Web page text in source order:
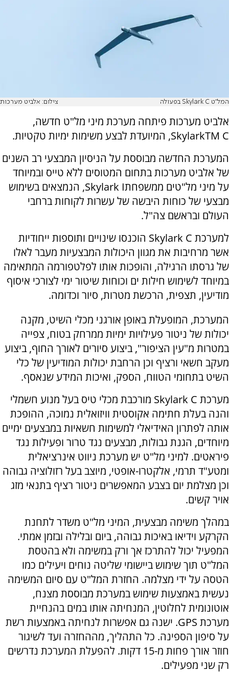
המל"ט Skylark C בפעולה צילום: אלביט מערכות
אלביט מערכות פיתחה מערכת מיני מל"ט חדשה,
SkylarkTM C, המיועדת לבצע משימות ימיות טקטיות.
המערכת החדשה מבוססת על הניסיון המבצעי רב השנים
של אלביט מערכות בתחום המטוסים ללא טייס ובמיוחד
על מיני מל"טים ממשפחתSkylark I, הנמצאים בשימוש
מבצעי של כוחות היבשה של עשרות לקוחות ברחבי
העולם ובראשם צה"ל.
למערכת Skylark C הוכנסו שינויים ותוספות ייחודיות
אשר מרחיבות את מגוון היכולות המבצעיות מעבר לאלו
של גרסתו הרגילה, והופכות אותו לפלטפורמה המתאימה
במיוחד לשימוש חילות ים וכוחות שיטור ימי לצורכי איסוף
מודיעין, תצפית, הרכשת מטרות, סיור וכדומה.
המערכת, המופעלת באופן אורגני מכלי השיט, מקנה
יכולות של ניטור פעילויות ימיות ממרחק בטוח, צפייה
במטרות מ"עין הציפור", ביצוע סיורים לאורך החוף, ביצוע
מעקב חשאי ורציף וכן הרחבת יכולות המודיעין של כלי
השיט בתחומי הטווח, הספק, ואיכות המידע שנאסף.
מערכת Skylark C מורכבת מכלי טיס בעל מנוע חשמלי
והנה בעלת חתימה אקוסטית וויזואלית נמוכה, ההופכת
אותה לפתרון האידיאלי למשימות חשאיות במבצעים ימיים
מיוחדים, הגנת גבולות, מבצעים נגד טרור ופעילות נגד
פיראטים. למיני מל"ט יש מערכת ניווט אינרציאלית
ומטע"ד תרמי, אלקטרו-אופטי, מיוצב בעל רזולוציה גבוהה
וכן מצלמת יום בצבע המאפשרים ניטור רציף בתנאי מזג
אויר קשים.
במהלך משימה מבצעית, המיני מל"ט משדר לתחנת
הקרקע וידיאו באיכות גבוהה, ביום ובלילה ובזמן אמתי.
המפעיל יכול להתרכז אך ורק במשימה ולא בהטסת
המל"ט תוך שימוש ביישומי שליטה נוחים ויעילים כמו
הטסה על ידי מצלמה. החזרת המל"ט עם סיום המשימה
נעשית באמצעות שימוש במערכת מבוססת מצנח,
אוטונומית לחלוטין, המנחיתה אותו במים בהנחיית
מערכת GPS. ישנה גם אפשרות לנחיתה באמצעות רשת
על סיפון הספינה. כל התהליך, מההחזרה ועד לשיגור
חוזר אורך פחות מ-15 דקות. להפעלת המערכת נדרשים
רק שני מפעילים.